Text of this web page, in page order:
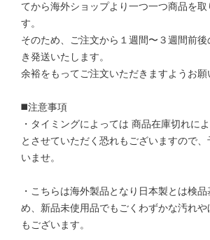
てから海外ショップより一つ一つ商品を取
す。
そのため、ご注文から１週間〜３週間前
き発送いたします。
余裕をもってご注文いただきますようお願
◼️注意事項
・タイミングによっては 商品在庫切れに
とさせていただく恐れもございますので、
いませ。
・こちらは海外製品となり日本製とは検
め、新品未使用品でもごくわずかな汚れ
もございます。